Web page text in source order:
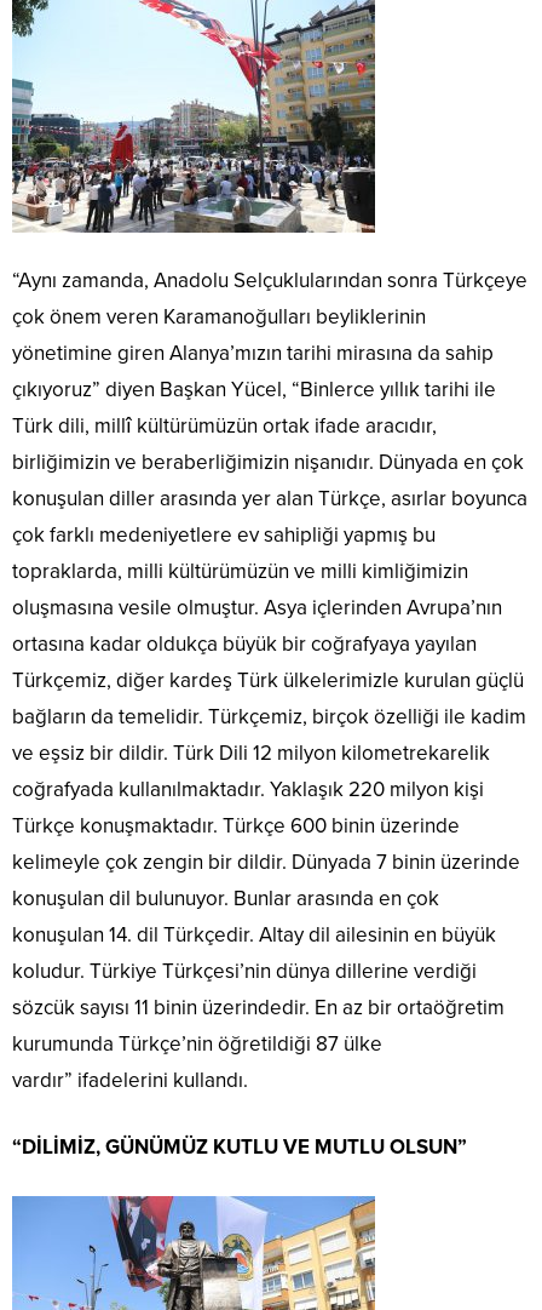
“Aynı zamanda, Anadolu Selçuklularından sonra Türkçeye
çok önem veren Karamanoğulları beyliklerinin
yönetimine giren Alanya’mızın tarihi mirasına da sahip
çıkıyoruz” diyen Başkan Yücel, “Binlerce yıllık tarihi ile
Türk dili, millî kültürümüzün ortak ifade aracıdır,
birliğimizin ve beraberliğimizin nişanıdır. Dünyada en çok
konuşulan diller arasında yer alan Türkçe, asırlar boyunca
çok farklı medeniyetlere ev sahipliği yapmış bu
topraklarda, milli kültürümüzün ve milli kimliğimizin
oluşmasına vesile olmuştur. Asya içlerinden Avrupa’nın
ortasına kadar oldukça büyük bir coğrafyaya yayılan
Türkçemiz, diğer kardeş Türk ülkelerimizle kurulan güçlü
bağların da temelidir. Türkçemiz, birçok özelliği ile kadim
ve eşsiz bir dildir. Türk Dili 12 milyon kilometrekarelik
coğrafyada kullanılmaktadır. Yaklaşık 220 milyon kişi
Türkçe konuşmaktadır. Türkçe 600 binin üzerinde
kelimeyle çok zengin bir dildir. Dünyada 7 binin üzerinde
konuşulan dil bulunuyor. Bunlar arasında en çok
konuşulan 14. dil Türkçedir. Altay dil ailesinin en büyük
koludur. Türkiye Türkçesi’nin dünya dillerine verdiği
sözcük sayısı 11 binin üzerindedir. En az bir ortaöğretim
kurumunda Türkçe’nin öğretildiği 87 ülke
vardır” ifadelerini kullandı.
“DİLİMİZ, GÜNÜMÜZ KUTLU VE MUTLU OLSUN”